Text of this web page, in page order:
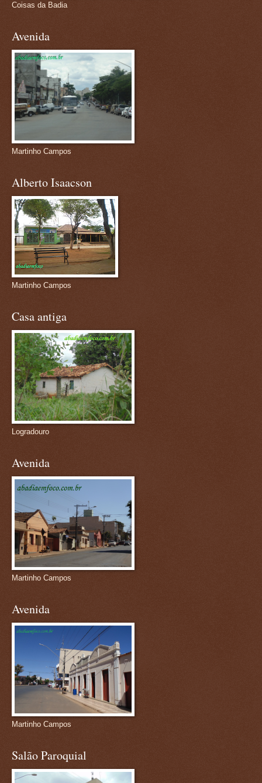
Coisas da Badia
Avenida
Martinho Campos
Alberto Isaacson
Martinho Campos
Casa antiga
Logradouro
Avenida
Martinho Campos
Avenida
Martinho Campos
Salão Paroquial